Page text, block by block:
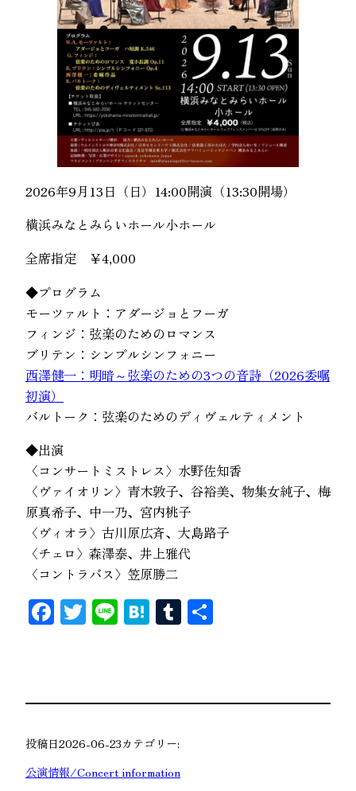
2026年9月13日（日）14:00開演（13:30開場）
横浜みなとみらいホール小ホール
全席指定 ￥4,000
◆プログラム
モーツァルト：アダージョとフーガ
フィンジ：弦楽のためのロマンス
ブリテン：シンプルシンフォニー
西澤健一：明暗～弦楽のための3つの音詩（2026委嘱
初演）
バルトーク：弦楽のためのディヴェルティメント
◆出演
〈コンサートミストレス〉水野佐知香
〈ヴァイオリン〉青木敦子、谷裕美、物集女純子、梅
原真希子、中一乃、宮内桃子
〈ヴィオラ〉古川原広斉、大島路子
〈チェロ〉森澤泰、井上雅代
〈コントラバス〉笠原勝二
Facebook
Twitter
LineHatenaTumblr
投稿日2026-06-23カテゴリー:
公演情報/Concert information